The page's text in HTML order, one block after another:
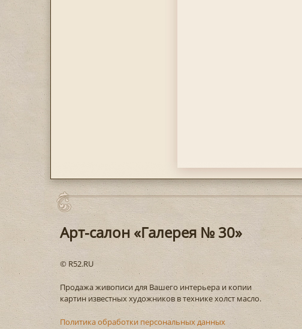
Арт-салон «Галерея № 30»
© R52.RU
Продажа живописи для Вашего интерьера и копии
картин известных художников в технике холст масло.
Политика обработки персональных данных